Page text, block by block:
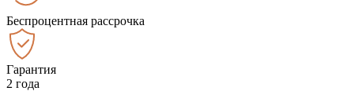
Беспроцентная рассрочка
Гарантия
2 года